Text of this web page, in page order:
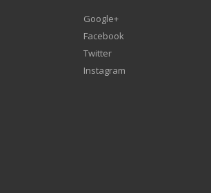
Google+
Facebook
Twitter
Instagram